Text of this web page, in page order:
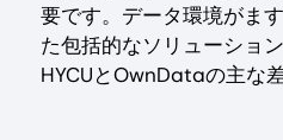
要です。データ環境がま
た包括的なソリューショ
HYCUとOwnDataの主な